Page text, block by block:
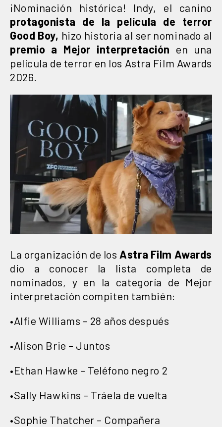
¡Nominación histórica! Indy, el canino
protagonista de la película de terror
Good Boy, hizo historia al ser nominado al
premio a Mejor interpretación en una
película de terror en los Astra Film Awards
2026.
La organización de los Astra Film Awards
dio a conocer la lista completa de
nominados, y en la categoría de Mejor
interpretación compiten también:
•Alfie Williams – 28 años después
•Alison Brie – Juntos
•Ethan Hawke – Teléfono negro 2
•Sally Hawkins – Tráela de vuelta
•Sophie Thatcher – Compañera